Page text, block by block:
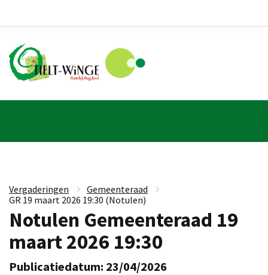
Vergaderingen » Gemeenteraad
»
GR 19 maart 2026 19:30 (Notulen)
Notulen Gemeenteraad 19
maart 2026 19:30
Publicatiedatum: 23/04/2026